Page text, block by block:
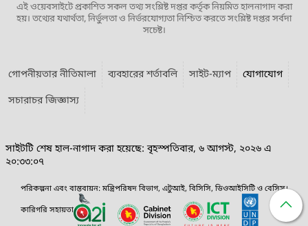
এই ওয়েবসাইটে প্রকাশিত সকল তথ্য সংশ্লিষ্ট দপ্তর কর্তৃক নিয়মিত হালনাগাদ করা
হয়। তথ্যের যথার্থতা, নির্ভুলতা ও নির্ভরযোগ্যতা নিশ্চিত করতে সংশ্লিষ্ট দপ্তর সর্বদা
সচেষ্ট।
গোপনীয়তার নীতিমালা ব্যবহারের শর্তাবলি সাইট-ম্যাপ
যোগাযোগ
সচারাচর জিজ্ঞাস্য
সাইটটি শেষ হাল-নাগাদ করা হয়েছে: বৃহস্পতিবার, ৬ আগস্ট, ২০২৬ এ
২০:৩৩:০৭
পরিকল্পনা এবং বাস্তবায়ন: মন্ত্রিপরিষদ বিভাগ, এটুআই, বিসিসি, ডিওআইসিটি ও বেসিস।
কারিগরি সহায়তা